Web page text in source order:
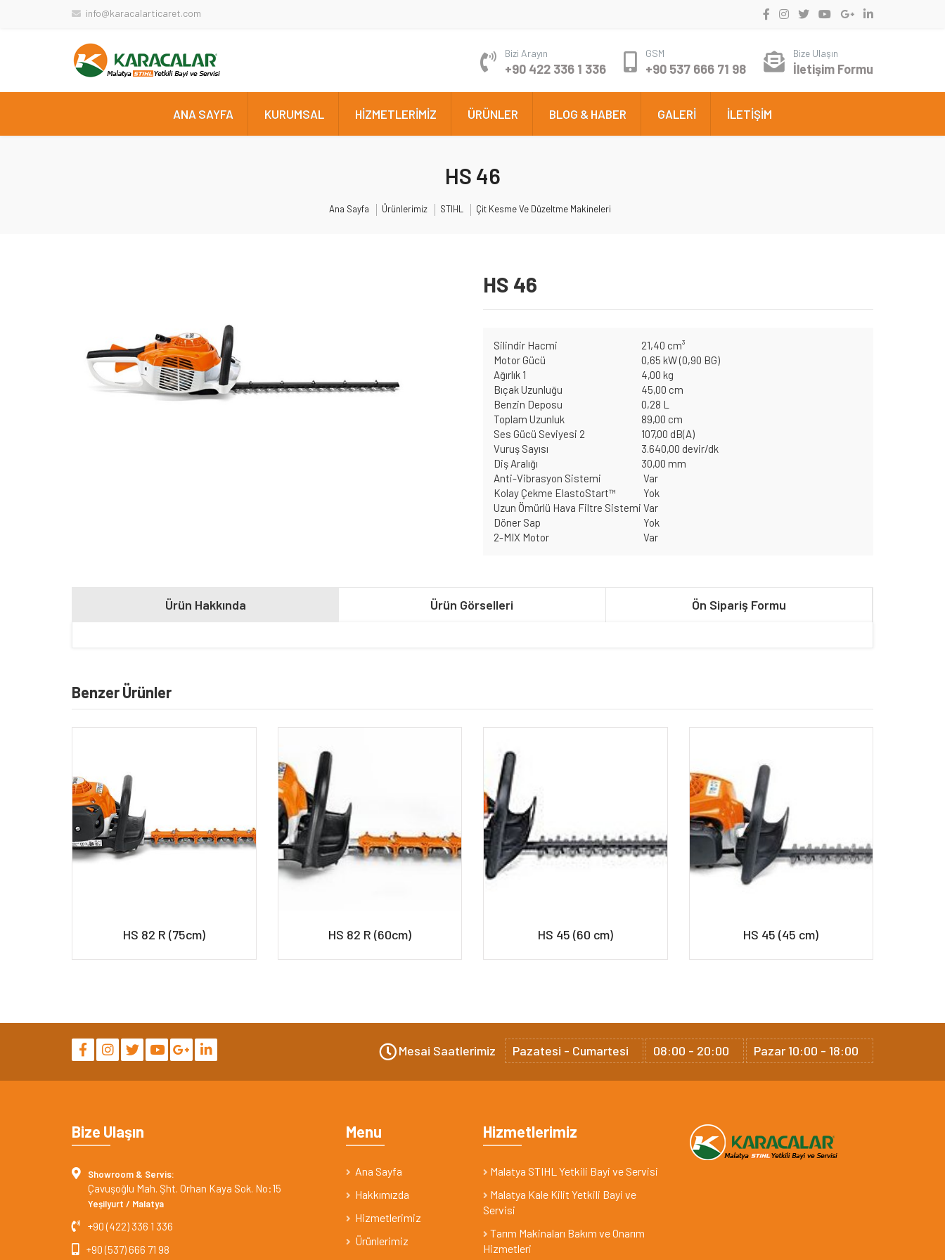
info@karacalarticaret.com
Bizi Arayın
+90 422 336 1 336
GSM
+90 537 666 71 98
Bize Ulaşın
İletişim Formu
ANA SAYFA KURUMSAL HİZMETLERİMİZ ÜRÜNLER BLOG & HABER GALERİ İLETİŞİM
HS 46
Ana Sayfa Ürünlerimiz STIHL Çit Kesme Ve Düzeltme Makineleri
HS 46
Silindir Hacmi
21,40 cm³
Motor Gücü
0,65 kW (0,90 BG)
Ağırlık 1
4,00 kg
Bıçak Uzunluğu
45,00 cm
Benzin Deposu
0,28 L
Toplam Uzunluk
89,00 cm
Ses Gücü Seviyesi 2
107,00 dB(A)
Vuruş Sayısı
3.640,00 devir/dk
Diş Aralığı
30,00 mm
Anti-Vibrasyon Sistemi
Var
Kolay Çekme ElastoStart™
Yok
Uzun Ömürlü Hava Filtre Sistemi Var
Döner Sap
Yok
2-MIX Motor
Var
Ürün Hakkında Ürün Görselleri Ön Sipariş Formu
Benzer Ürünler
HS 82 R (75cm) HS 82 R (60cm) HS 45 (60 cm) HS 45 (45 cm)
Mesai Saatlerimiz Pazatesi - Cumartesi 08:00 - 20:00 Pazar 10:00 - 18:00
Bize Ulaşın
Showroom & Servis:
Çavuşoğlu Mah. Şht. Orhan Kaya Sok. No:15
Yeşilyurt / Malatya
+90 (422) 336 1 336
+90 (537) 666 71 98
Menu
Ana Sayfa
Hakkımızda
Hizmetlerimiz
Ürünlerimiz
Hizmetlerimiz
Malatya STIHL Yetkili Bayi ve Servisi
Malatya Kale Kilit Yetkili Bayi ve
Servisi
Tarım Makinaları Bakım ve Onarım
Hizmetleri